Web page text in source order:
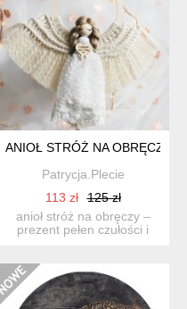
ANIOŁ STRÓŻ NA OBRĘCZY |
Patrycja.Plecie
113 zł
125 zł
anioł stróż na obręczy –
prezent pełen czułości i